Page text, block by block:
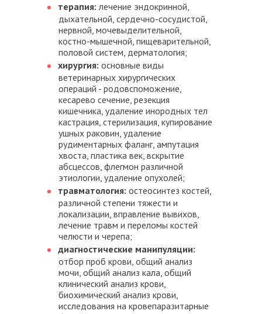
терапия:лечение эндокринной,
дыхательной, сердечно-сосудистой,
нервной, мочевыделительной,
костно-мышечной, пищеварительной,
половой систем, дерматология;
хирургия: основные виды
ветеринарных хирургических
операций - родовспоможение,
кесарево сечение, резекция
кишечника, удаление инородных тел
кастрация, стерилизация, купирование
ушных раковин, удаление
рудиментарных фаланг, ампутация
хвоста, пластика век, вскрытие
абсцессов, флегмон различной
этиологии, удаление опухолей;
травматология: остеосинтез костей,
различной степени тяжести и
локализации, вправление вывихов,
лечение травм и переломы костей
челюсти и черепа;
диагностические манипуляции:
отбор проб крови, общий анализ
мочи, общий анализ кала, общий
клинический анализ крови,
биохимический анализ крови,
исследования на кровепаразитарные